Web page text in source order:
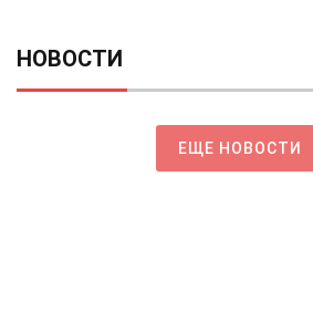
НОВОСТИ
ЕЩЕ НОВОСТИ